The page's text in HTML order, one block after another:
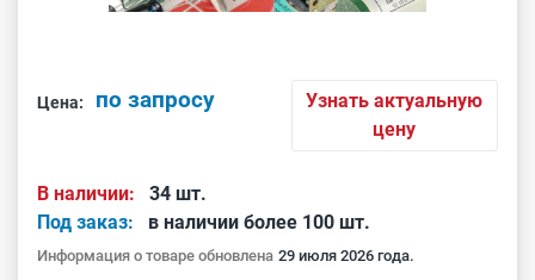
Цена: по запросу
Узнать актуальную
цену
В наличии:
34 шт.
Под заказ:
в наличии более 100 шт.
Информация о товаре обновлена 29 июля 2026 года.